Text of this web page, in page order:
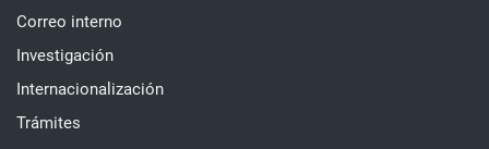
Correo interno
Investigación
Internacionalización
Trámites